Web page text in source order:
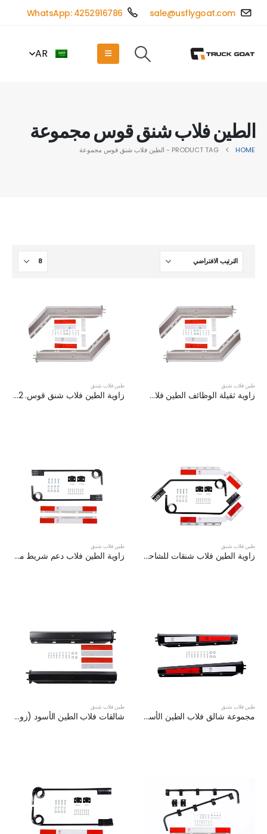
sale@usflygoat.com
WhatsApp: 4252916786
AR
الطين فلاب شنق قوس مجموعة
HOME
PRODUCT TAG - الطين فلاب شنق قوس مجموعة
طين فلاب شنق
زاوية ثقيلة الوظائف الطين فلاب المعلق مجموعة XKJ-MFH-01-SS-1/8
طين فلاب شنق
زاوية الطين فلاب شنق قوس. XKJ-MFH-01-SS-1/2
طين فلاب شنق
زاوية الطين فلاب شنقات للشاحنات شبه الثقيلة XKJ-MFH-Q1C
طين فلاب شنق
زاوية الطين فلاب دعم شريط مناسب لشبه المقطورات XKJ-MFH-S2C
طين فلاب شنق
مجموعة شالق فلاب الطين الأسود مع شريط عاكس XKJ-MFH-03-1/8
طين فلاب شنق
شالقات فلاب الطين الأسود (زوج) | XKJ-MFH-02-1/8